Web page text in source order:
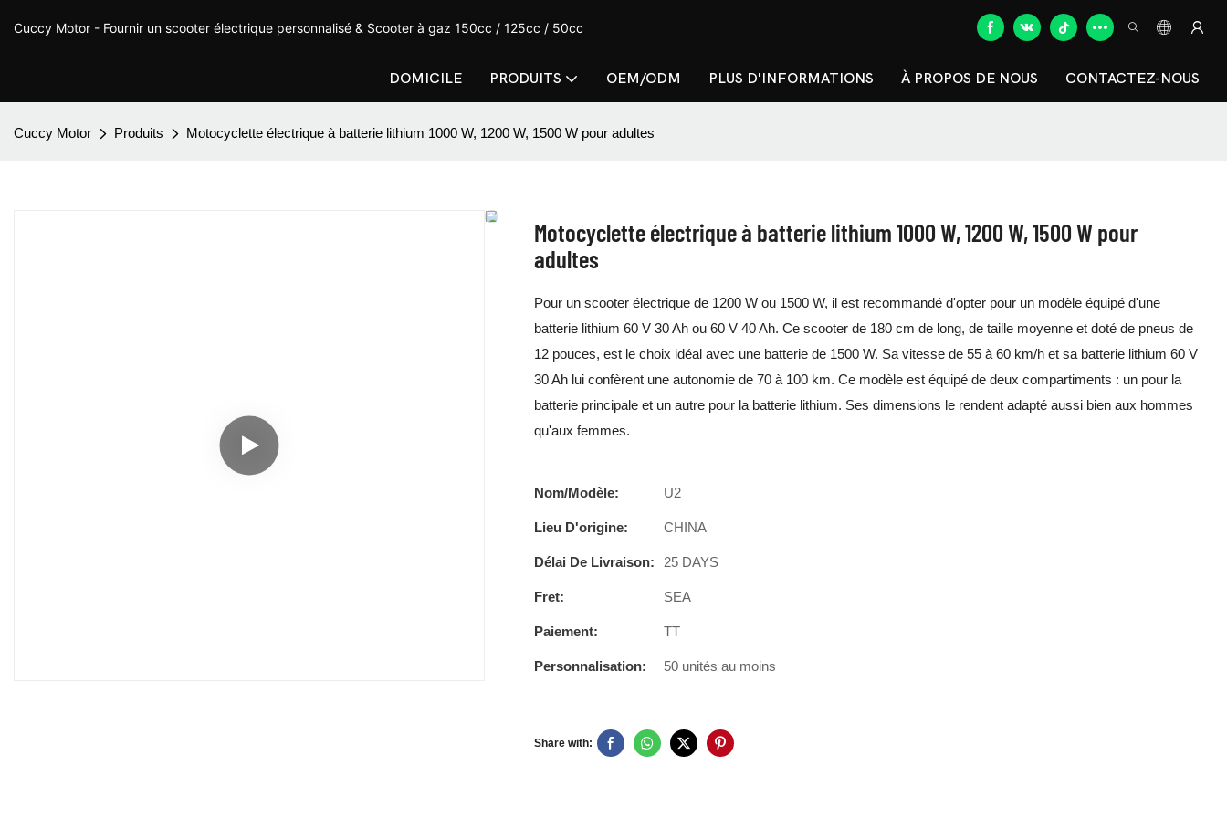
Cuccy Motor - Fournir un scooter électrique personnalisé & Scooter à gaz 150cc / 125cc / 50cc
DOMICILE PRODUITS OEM/ODM PLUS D'INFORMATIONS À PROPOS DE NOUS CONTACTEZ-NOUS
Cuccy Motor Produits Motocyclette électrique à batterie lithium 1000 W, 1200 W, 1500 W pour adultes
Motocyclette électrique à batterie lithium 1000 W, 1200 W, 1500 W pour
adultes
Pour un scooter électrique de 1200 W ou 1500 W, il est recommandé d'opter pour un modèle équipé d'une
batterie lithium 60 V 30 Ah ou 60 V 40 Ah. Ce scooter de 180 cm de long, de taille moyenne et doté de pneus de
12 pouces, est le choix idéal avec une batterie de 1500 W. Sa vitesse de 55 à 60 km/h et sa batterie lithium 60 V
30 Ah lui confèrent une autonomie de 70 à 100 km. Ce modèle est équipé de deux compartiments : un pour la
batterie principale et un autre pour la batterie lithium. Ses dimensions le rendent adapté aussi bien aux hommes
qu'aux femmes.
Nom/Modèle: U2
Lieu D'origine: CHINA
Délai De Livraison: 25 DAYS
Fret: SEA
Paiement: TT
Personnalisation: 50 unités au moins
Share with: